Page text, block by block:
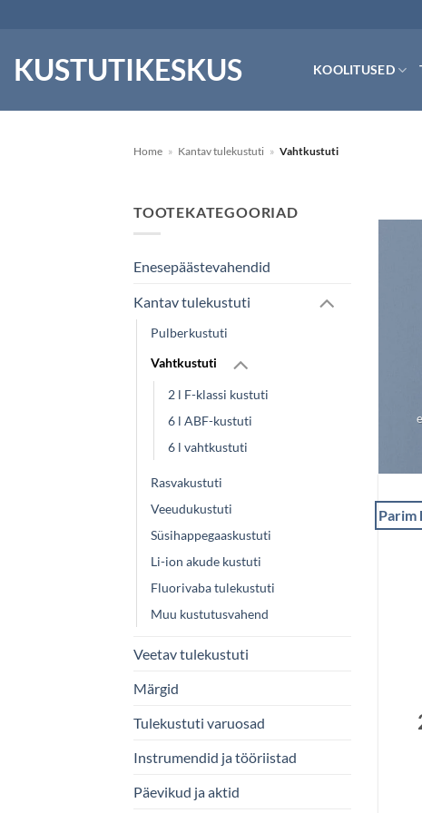
content
KUSTUTIKESKUS KOOLITUSED
Home » Kantav tulekustuti » Vahtkustuti
TOOTEKATEGOORIAD
Enesepäästevahendid
Kantav tulekustuti
Pulberkustuti
Vahtkustuti
2 l F-klassi kustuti
6 l ABF-kustuti
6 l vahtkustuti
Rasvakustuti
Veeudukustuti
Süsihappegaaskustuti
Li-ion akude kustuti
Fluorivaba tulekustuti
Muu kustutusvahend
Veetav tulekustuti
Märgid
Tulekustuti varuosad
Instrumendid ja tööriistad
Päevikud ja aktid
Parim